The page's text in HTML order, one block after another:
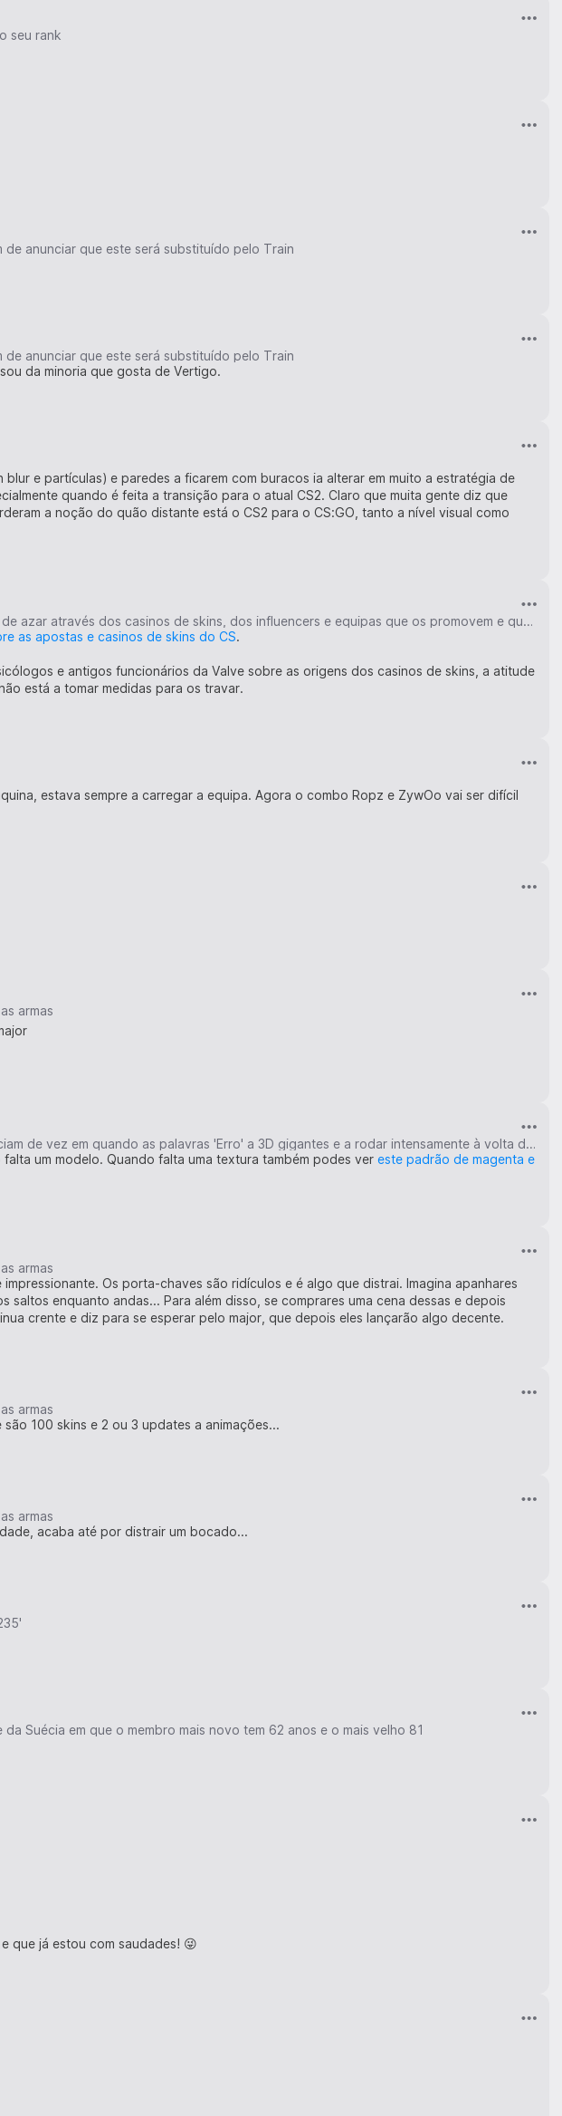
seu rank
anunciar que este será substituído pelo Train
anunciar que este será substituído pelo Train
da minoria que gosta de Vertigo.
e partículas) e paredes a ficarem com buracos ia alterar em muito a estratégia de
quando é feita a transição para o atual CS2. Claro que muita gente diz que
a noção do quão distante está o CS2 para o CS:GO, tanto a nível visual como
O lado negro do Counter-Strike 2 - a exposição dos jogos de azar através dos casinos de skins, dos influencers e equipas que os promovem e quem são realmente as pessoas afetadas
as apostas e casinos de skins do CS.
e antigos funcionários da Valve sobre as origens dos casinos de skins, a atitude
está a tomar medidas para os travar.
estava sempre a carregar a equipa. Agora o combo Ropz e ZywOo vai ser difícil
armas
Após a nova atualização de ontem, estava a jogar e apareciam de vez em quando as palavras 'Erro' a 3D gigantes e a rodar intensamente à volta de alguns jogadores
um modelo. Quando falta uma textura também podes ver este padrão de magenta e
armas
Os porta-chaves são ridículos e é algo que distrai. Imagina apanhares
saltos enquanto andas... Para além disso, se comprares uma cena dessas e depois
crente e diz para se esperar pelo major, que depois eles lançarão algo decente.
armas
100 skins e 2 ou 3 updates a animações...
armas
acaba até por distrair um bocado...
Suécia em que o membro mais novo tem 62 anos e o mais velho 81
que já estou com saudades! 😜